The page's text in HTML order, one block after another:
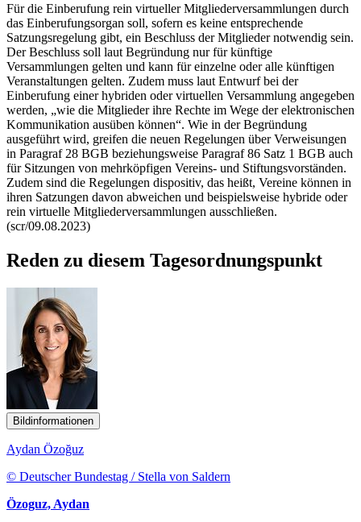
Für die Einberufung rein virtueller Mitgliederversammlungen durch
das Einberufungsorgan soll, sofern es keine entsprechende
Satzungsregelung gibt, ein Beschluss der Mitglieder notwendig sein.
Der Beschluss soll laut Begründung nur für künftige
Versammlungen gelten und kann für einzelne oder alle künftigen
Veranstaltungen gelten. Zudem muss laut Entwurf bei der
Einberufung einer hybriden oder virtuellen Versammlung angegeben
werden, „wie die Mitglieder ihre Rechte im Wege der elektronischen
Kommunikation ausüben können“. Wie in der Begründung
ausgeführt wird, greifen die neuen Regelungen über Verweisungen
in Paragraf 28 BGB beziehungsweise Paragraf 86 Satz 1 BGB auch
für Sitzungen von mehrköpfigen Vereins- und Stiftungsvorständen.
Zudem sind die Regelungen dispositiv, das heißt, Vereine können in
ihren Satzungen davon abweichen und beispielsweise hybride oder
rein virtuelle Mitgliederversammlungen ausschließen.
(scr/09.08.2023)
Reden zu diesem Tagesordnungspunkt
Bildinformationen
Aydan Özoğuz
© Deutscher Bundestag / Stella von Saldern
Özoguz, Aydan